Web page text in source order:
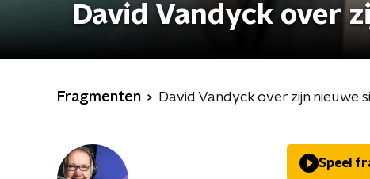
David Vandyck over
Fragmenten David Vandyck over zijn nieuwe
Speel